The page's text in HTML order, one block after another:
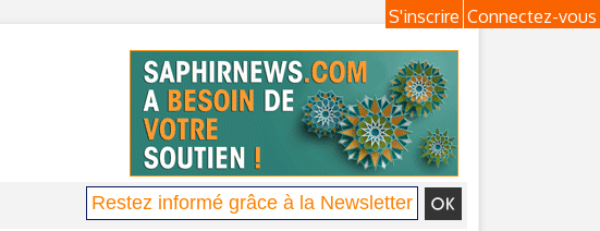
Connectez-vous
S'inscrire